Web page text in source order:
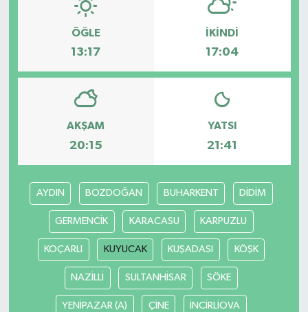
ÖĞLE
13:17
İKINDI
17:04
AKŞAM
20:15
YATSI
21:41
AYDIN BOZDOĞAN BUHARKENT DİDİM
GERMENCİK KARACASU KARPUZLU
KOÇARLI KUYUCAK KUŞADASI KÖŞK
NAZİLLİ SULTANHİSAR SÖKE
YENİPAZAR (A) ÇİNE İNCİRLİOVA
TİCARET
YAŞAM